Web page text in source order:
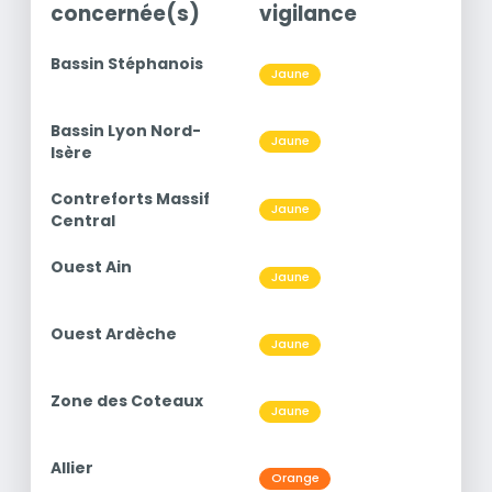
concernée(s)
vigilance
titre
Bassin Stéphanois Niveau
Jaune
titre
Bassin Lyon Nord-
Isère
Niveau
Jaune
titre
Contreforts Massif
Central
Niveau
Jaune
titre
Ouest Ain Niveau
Jaune
titre
Ouest Ardèche Niveau
Jaune
titre
Zone des Coteaux Niveau
Jaune
titre
Allier Niveau
Orange